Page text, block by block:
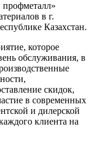
в г.
Казахстан.
которое
обслуживания, в
скидок,
в современных
и дилерской
клиента на